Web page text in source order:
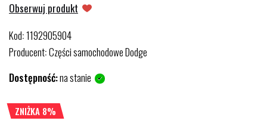
Obserwuj produkt
Kod:1192905904
Producent:Części samochodowe Dodge
Dostępność:na stanie
ZNIŻKA 8%